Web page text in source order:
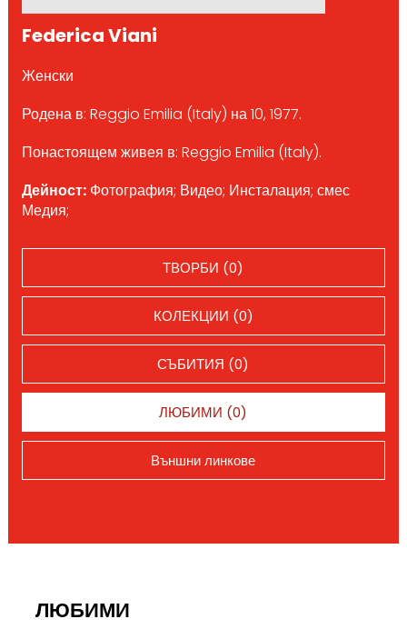
Federica Viani
Женски
Родена в: Reggio Emilia (Italy) на 10, 1977.
Понастоящем живея в: Reggio Emilia (Italy).
Дейност:Фотография; Видео; Инсталация; смес
Медия;
ТВОРБИ (0)
КОЛЕКЦИИ (0)
СЪБИТИЯ (0)
ЛЮБИМИ (0)
Външни линкове
ЛЮБИМИ